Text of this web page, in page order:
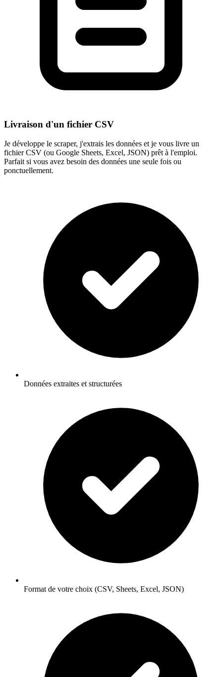
Livraison d'un fichier CSV
Je développe le scraper, j'extrais les données et je vous livre un
fichier CSV (ou Google Sheets, Excel, JSON) prêt à l'emploi.
Parfait si vous avez besoin des données une seule fois ou
ponctuellement.
Données extraites et structurées
Format de votre choix (CSV, Sheets, Excel, JSON)